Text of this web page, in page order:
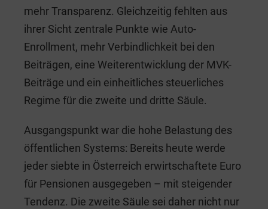
mehr Transparenz. Gleichzeitig fehlten aus
ihrer Sicht zentrale Punkte wie Auto-
Enrollment, mehr Verbindlichkeit bei den
Beiträgen, eine Weiterentwicklung der MVK-
Beiträge und ein einheitliches steuerliches
Regime für die zweite und dritte Säule.
Ausgangspunkt war die hohe Belastung des
öffentlichen Systems: Bereits heute werde
jeder siebte in Österreich erwirtschaftete Euro
für Pensionen ausgegeben – mit steigender
Tendenz. Die zweite Säule sei daher nicht nur